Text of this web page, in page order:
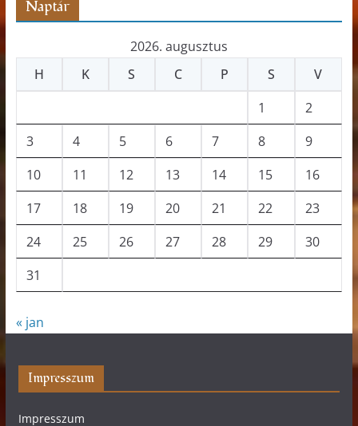
Naptár
2026. augusztus
H
K S C P S
V
1
2
3
4 5 6 7 8
9
10
11 12 13 14 15
16
17
18 19 20 21 22
23
24
25 26 27 28 29
30
31
« jan
Impresszum
Impresszum